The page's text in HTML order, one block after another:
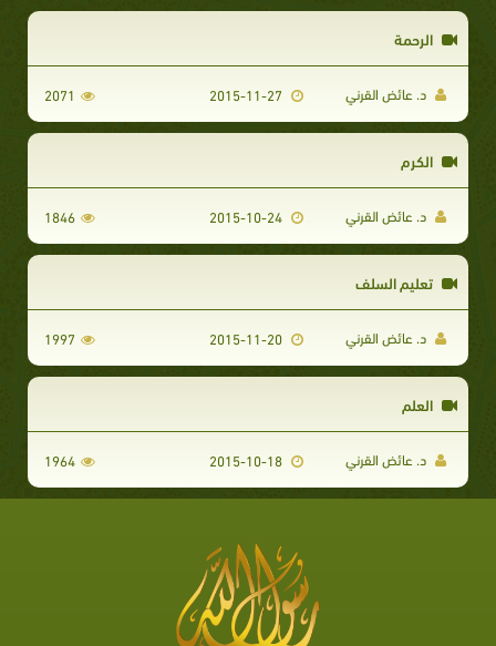
الرحمة
د. عائض القرني 2071
الكرم
د. عائض القرني 1846
تعليم السلف
د. عائض القرني 1997
العلم
د. عائض القرني 1964